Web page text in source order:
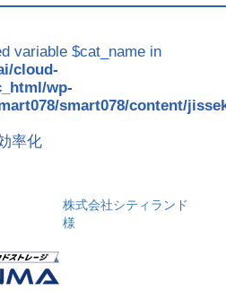
variable $cat_name in
cloud-
wp-
smart078/content/
率化
株式会社シティランド
様